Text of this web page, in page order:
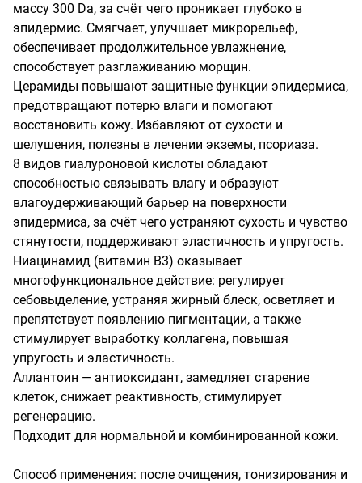
массу 300 Da, за счёт чего проникает глубоко в
эпидермис. Смягчает, улучшает микрорельеф,
обеспечивает продолжительное увлажнение,
способствует разглаживанию морщин.
Церамиды повышают защитные функции эпидермиса,
предотвращают потерю влаги и помогают
восстановить кожу. Избавляют от сухости и
шелушения, полезны в лечении экземы, псориаза.
8 видов гиалуроновой кислоты обладают
способностью связывать влагу и образуют
влагоудерживающий барьер на поверхности
эпидермиса, за счёт чего устраняют сухость и чувство
стянутости, поддерживают эластичность и упругость.
Ниацинамид (витамин B3) оказывает
многофункциональное действие: регулирует
себовыделение, устраняя жирный блеск, осветляет и
препятствует появлению пигментации, а также
стимулирует выработку коллагена, повышая
упругость и эластичность.
Аллантоин — антиоксидант, замедляет старение
клеток, снижает реактивность, стимулирует
регенерацию.
Подходит для нормальной и комбинированной кожи.
Способ применения: после очищения, тонизирования и